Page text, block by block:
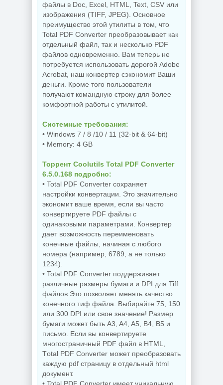
Создание
коллажей Shotcut
26.8.1 + Portable
PDF редактор
UPDF 2.5.7.0
Украшение фото
20.5.0.19010
Suite 5.9.2.1
NEW
изображений ON1
Resize AI 2026.5
20.5.0.19010
NEW
Редактор фото
ON1 Photo RAW
MAX 2026.5
20.5.0.19010 +
Creative Pack
NEW
антивирус
Comodo Internet
Security Premium
12.4.0.8170 Final
Резервное
копирование
Hasleo Backup
Dodakaedr
файлы в Doc, Excel, HTML, Text, CSV или
изображения (TIFF, JPEG). Основное
преимущество этой утилиты в том, что
Total PDF Сonverter преобразовывает как
отдельный файл, так и несколько PDF
файлов одновременно. Вам теперь не
потребуется использовать дорогой Adobe
Acrobat, наш конвертер сэкономит Ваши
деньги. Кроме того пользователи
получают командную строку для более
комфортной работы с утилитой.
Системные требования:
• Windows 7 / 8 /10 / 11 (32-bit & 64-bit)
• Memory: 4 GB
Торрент Coolutils Total PDF Converter
6.5.0.168 подробно:
• Total PDF Converter сохраняет
настройки конвертации. Это значительно
экономит ваше время, если вы часто
конвертируете PDF файлы с
одинаковыми параметрами. Конвертер
дает возможность переименовать
конечные файлы, начиная с любого
номера (например, 6789, а не только
1234).
• Total PDF Converter поддерживает
различные размеры бумаги и DPI для Tiff
файлов.Это позволяет менять качество
конечного тиф файла. Выбирайте 75, 150
или 300 DPI или свое значение! Размер
бумаги может быть A3, A4, A5, B4, B5 и
письмо. Если вы конвертируете
многостраничный PDF файл в HTML,
Тotal PDF Converter может преобразовать
каждую pdf страницу в отдельный html
документ.